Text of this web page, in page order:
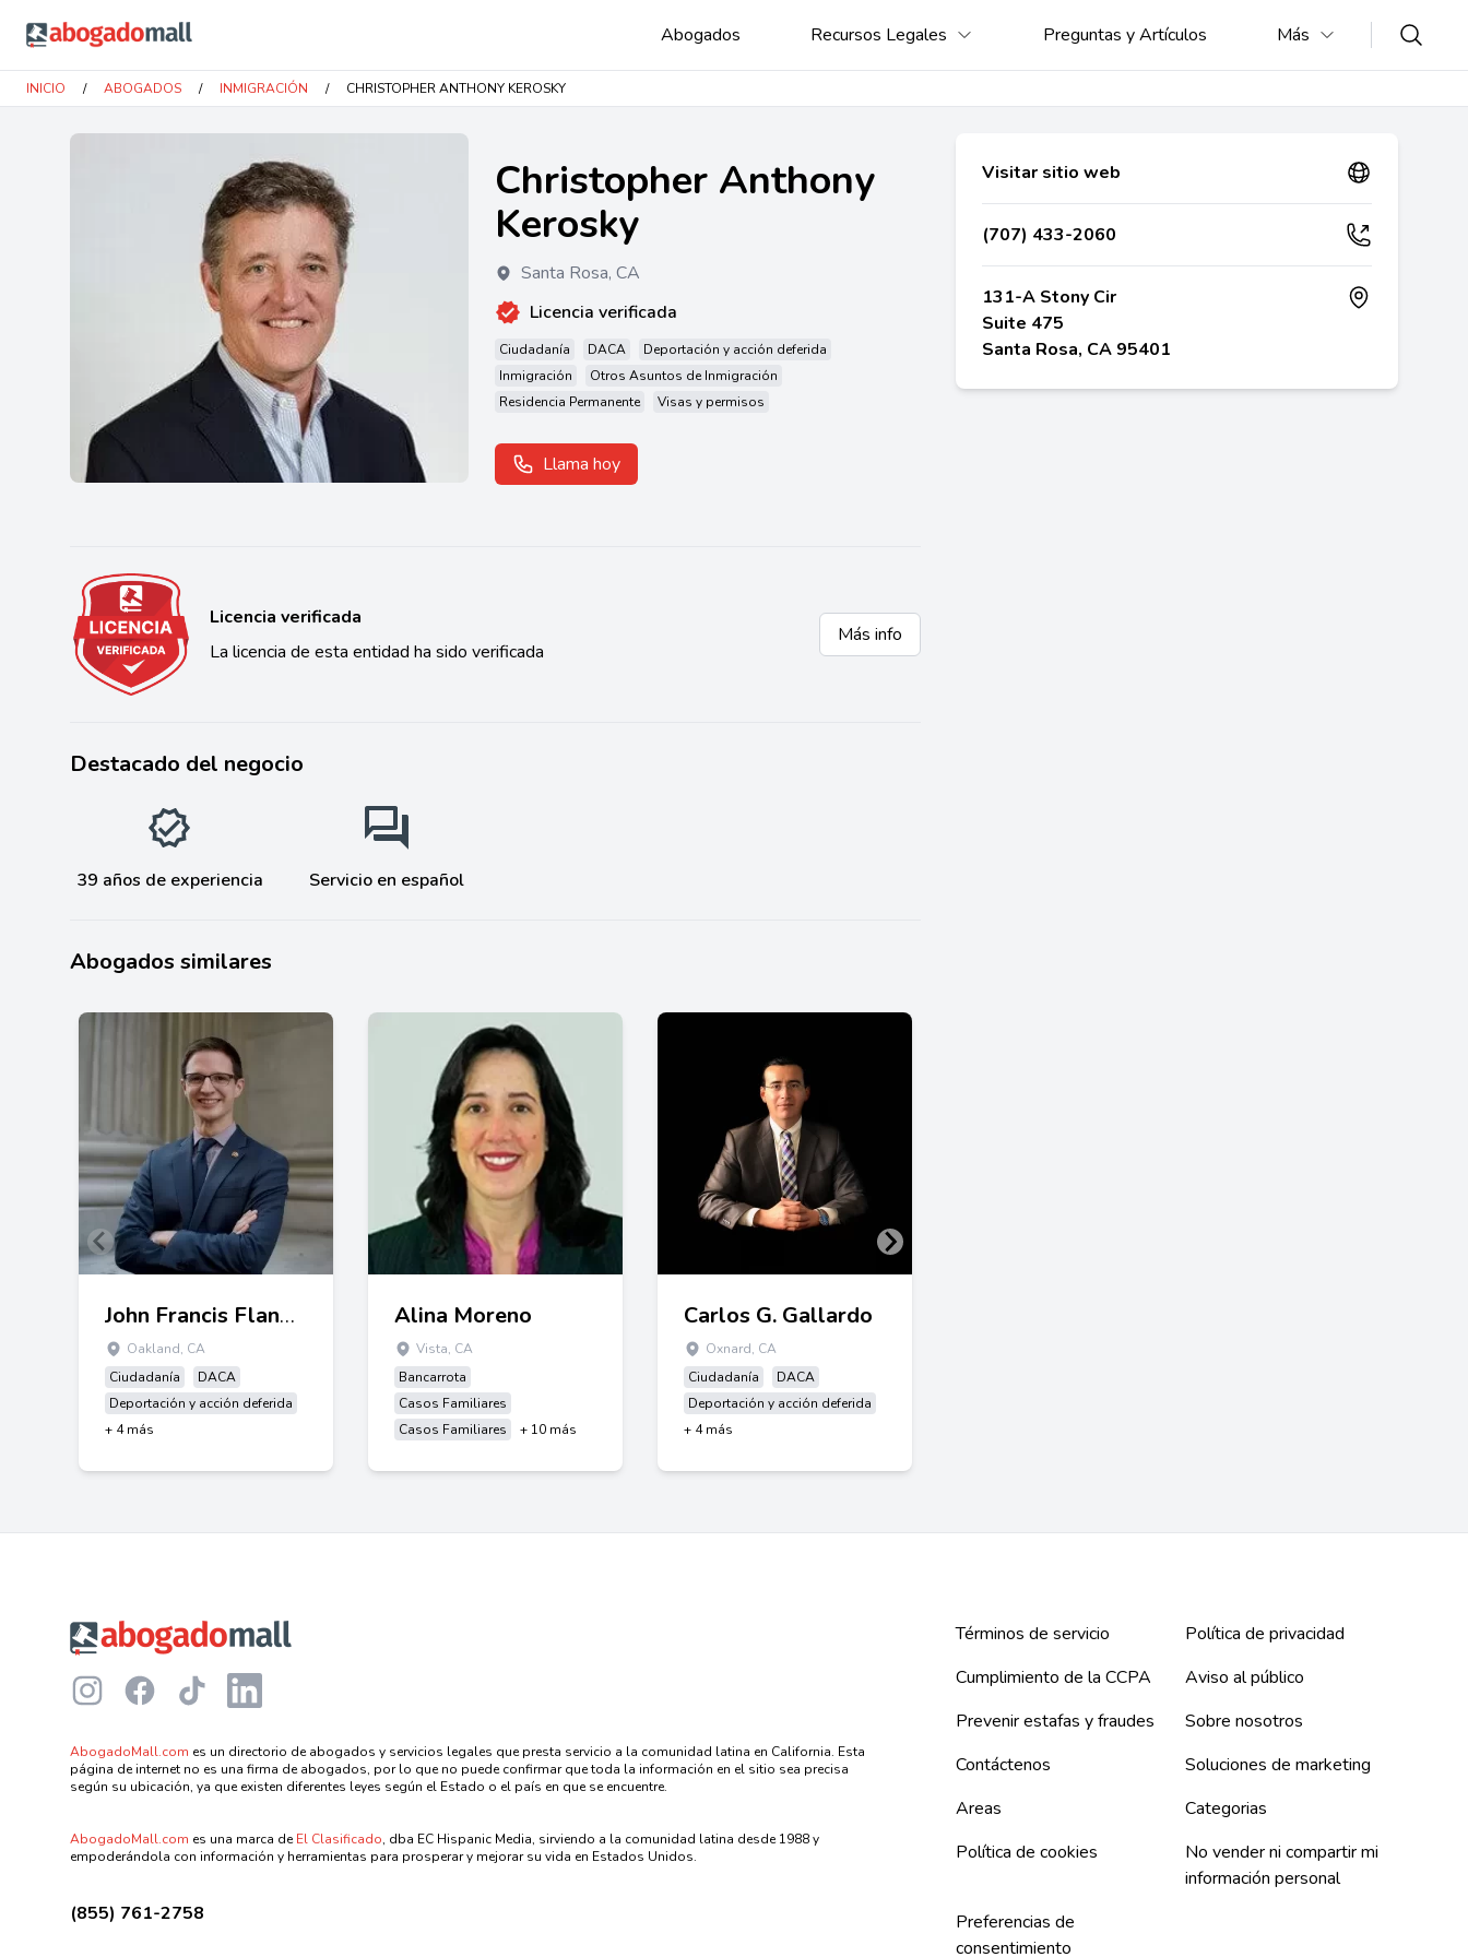
Abogadomall Abogados Recursos Legales Preguntas y Artículos Más
INICIO / ABOGADOS / INMIGRACIÓN / CHRISTOPHER ANTHONY KEROSKY
Christopher Anthony
Kerosky
Santa Rosa,CA
Licencia verificada
Ciudadanía DACA
Deportación y acción deferida
Inmigración
Otros Asuntos de Inmigración
Residencia Permanente
Visas y permisos
Llama hoy
Licencia verificada
La licencia de esta entidad ha sido verificada
Más info
Destacado del negocio
39 años de experiencia Servicio en español
Abogados similares
John Francis Flanagan
Oakland, CA
Ciudadanía
DACA
Deportación y acción deferida
+ 4 más
Alina Moreno
Vista, CA
Bancarrota
Casos Familiares
Casos Familiares
+ 10 más
Carlos G. Gallardo
Oxnard, CA
Ciudadanía
DACA
Deportación y acción deferida
+ 4 más
Visitar sitio web
(707) 433-2060
131-A Stony Cir
Suite 475
Santa Rosa, CA 95401
InstagramFacebookTikTok LinkedIn
AbogadoMall.com es un directorio de abogados y servicios legales que presta servicio a la comunidad latina en California. Esta
página de internet no es una firma de abogados, por lo que no puede confirmar que toda la información en el sitio sea precisa
según su ubicación, ya que existen diferentes leyes según el Estado o el país en que se encuentre.
AbogadoMall.com es una marca deEl Clasificado, dba EC Hispanic Media, sirviendo a la comunidad latina desde 1988 y
empoderándola con información y herramientas para prosperar y mejorar su vida en Estados Unidos.
(855) 761-2758
Términos de servicio
Política de privacidad
Cumplimiento de la CCPA
Aviso al público
Prevenir estafas y fraudes
Sobre nosotros
Contáctenos
Soluciones de marketing
Areas
Categorias
Política de cookies
No vender ni compartir mi
información personal
Preferencias de
consentimiento